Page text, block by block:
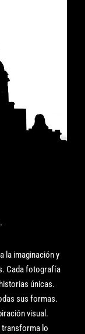
la imaginación y
Cada fotografía
únicas.
sus formas.
visual.
transforma lo